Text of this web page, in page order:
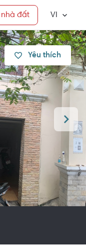
nhà đất VI
Yêu thích